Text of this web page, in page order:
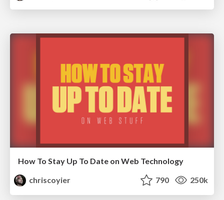
How To Stay Up To Date on Web Technology
chriscoyier
790 250k